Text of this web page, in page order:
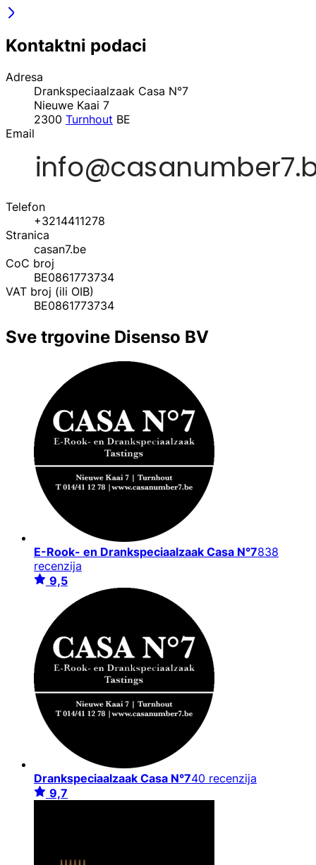
Kontaktni podaci
Adresa
Drankspeciaalzaak Casa N°7
Nieuwe Kaai 7
2300 Turnhout BE
Email
Telefon
+3214411278
Stranica
casan7.be
CoC broj
BE0861773734
VAT broj (ili OIB)
BE0861773734
Sve trgovine Disenso BV
E-Rook- en Drankspeciaalzaak Casa N°7838
recenzija
9,5
Drankspeciaalzaak Casa N°740 recenzija
9,7